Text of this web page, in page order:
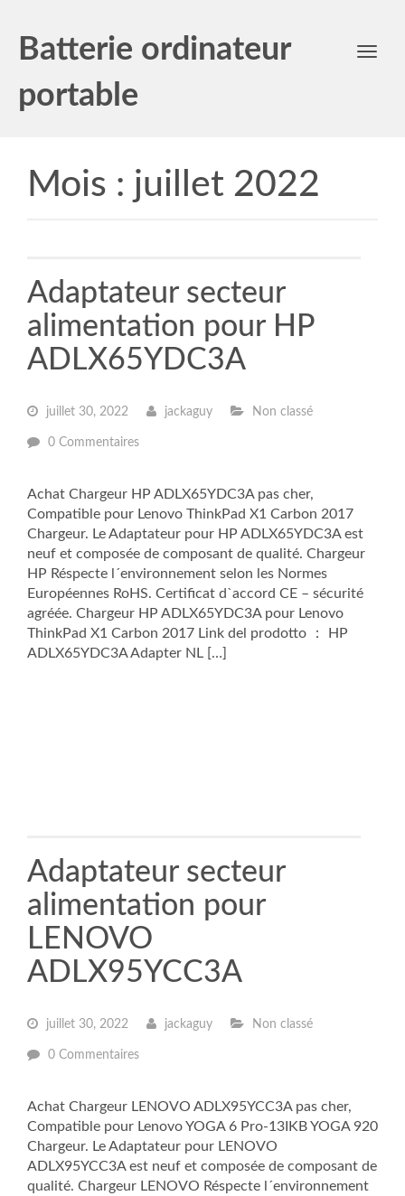
Batterie ordinateur
portable
Toggle
Mois : juillet 2022
Adaptateur secteur
alimentation pour HP
ADLX65YDC3A
juillet 30, 2022 jackaguy Non classé
0 Commentaires
Achat Chargeur HP ADLX65YDC3A pas cher,
Compatible pour Lenovo ThinkPad X1 Carbon 2017
Chargeur. Le Adaptateur pour HP ADLX65YDC3A est
neuf et composée de composant de qualité. Chargeur
HP Réspecte l´environnement selon les Normes
Européennes RoHS. Certificat d`accord CE – sécurité
agréée. Chargeur HP ADLX65YDC3A pour Lenovo
ThinkPad X1 Carbon 2017 Link del prodotto ： HP
ADLX65YDC3A Adapter NL […]
Adaptateur secteur
alimentation pour
LENOVO
ADLX95YCC3A
juillet 30, 2022 jackaguy Non classé
0 Commentaires
Achat Chargeur LENOVO ADLX95YCC3A pas cher,
Compatible pour Lenovo YOGA 6 Pro-13IKB YOGA 920
Chargeur. Le Adaptateur pour LENOVO
ADLX95YCC3A est neuf et composée de composant de
qualité. Chargeur LENOVO Réspecte l´environnement